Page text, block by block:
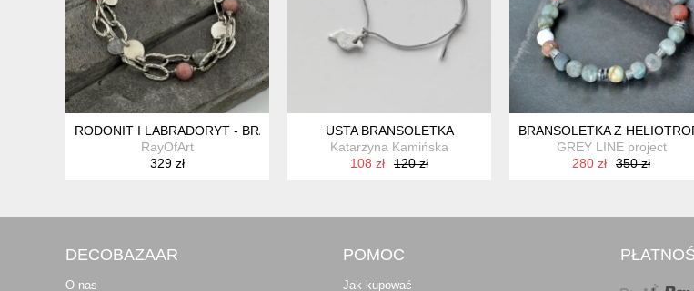
RODONIT I LABRADORYT - BRANSOLETKA
RayOfArt
329 zł
USTA BRANSOLETKA
Katarzyna Kamińska
108 zł
120 zł
BRANSOLETKA Z
GREY LINE project
280 zł
350 zł
DECOBAZAAR
O nas
POMOC
Jak kupować